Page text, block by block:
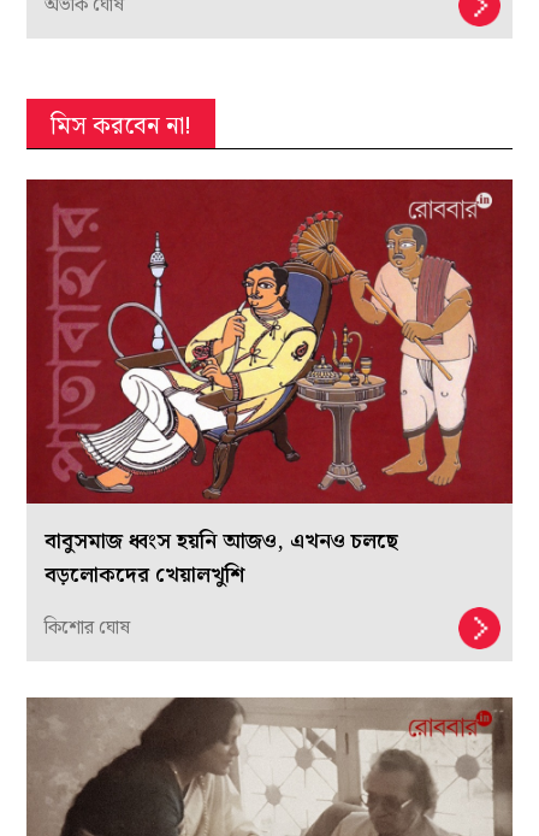
অমিতাভ বচ্চনকে ঢুকতে দেওয়া হয়নি যে হোটেলে
অম্বরীশ রায়চৌধুরী উদয়ন ঘোষচৌধুরি
নীতীশকে বুঝতে হবে, যৌন ইঙ্গিতপূর্ণ কথা বলে
যৌনশিক্ষা দেওয়া যায় না
সুতীর্থ চক্রবর্তী